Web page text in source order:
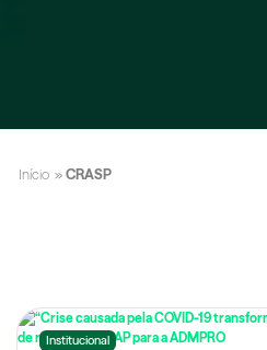
Início » CRASP
Institucional